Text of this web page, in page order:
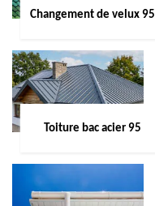
Changement de velux 95
Toiture bac acier 95